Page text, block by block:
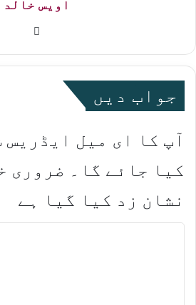
اویس خالد
جواب دیں
آپ کا ای میل ایڈریس
کیا جائے گا۔
ضروری
نشان زد کیا گیا ہے